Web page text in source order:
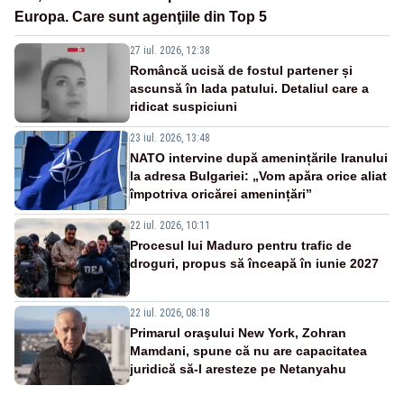
Europa. Care sunt agenţiile din Top 5
27 iul. 2026, 12:38
Româncă ucisă de fostul partener și
ascunsă în lada patului. Detaliul care a
ridicat suspiciuni
23 iul. 2026, 13:48
NATO intervine după amenințările Iranului
la adresa Bulgariei: „Vom apăra orice aliat
împotriva oricărei amenințări”
22 iul. 2026, 10:11
Procesul lui Maduro pentru trafic de
droguri, propus să înceapă în iunie 2027
22 iul. 2026, 08:18
Primarul oraşului New York, Zohran
Mamdani, spune că nu are capacitatea
juridică să-l aresteze pe Netanyahu